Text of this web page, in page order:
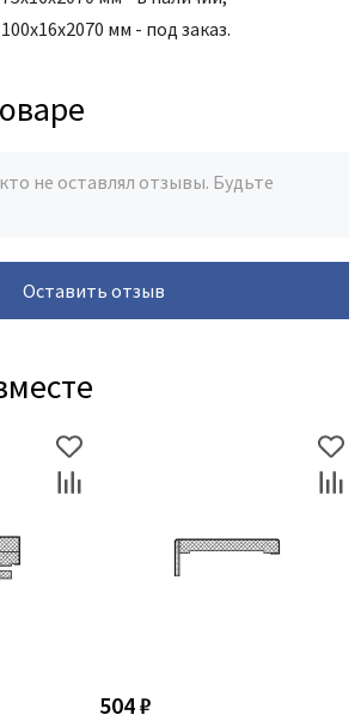
мм - под заказ.
не оставлял отзывы. Будьте
Оставить отзыв
504 ₽